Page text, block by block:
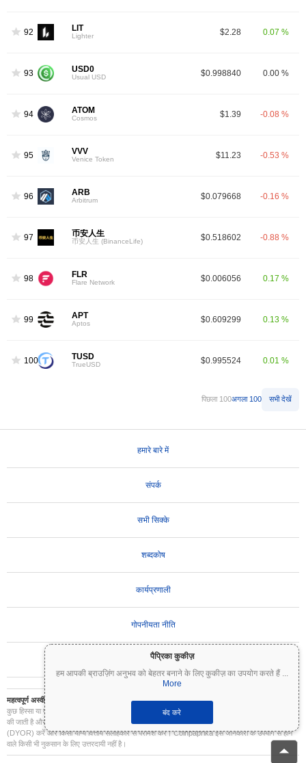
पैप्रिका कुकीज़
हम आपकी ब्राउज़िंग अनुभव को बेहतर बनाने के लिए कुकीज़ का उपयोग करते हैं ...
More
बंद करे
92 LIT
Lighter $2.28 0.07 %
93 USD0
Usual USD $0.998840 0.00 %
94 ATOM
Cosmos $1.39 -0.08 %
95 VVV
Venice Token $11.23 -0.53 %
96 ARB
Arbitrum $0.079668 -0.16 %
97 币安人生
币安人生 (BinanceLife) $0.518602 -0.88 %
98 FLR
Flare Network $0.006056 0.17 %
99 APT
Aptos $0.609299 0.13 %
100 TUSD
TrueUSD $0.995524 0.01 %
पिछला 100अगला 100 सभी देखें
हमारे बारे में
संपर्क
सभी सिक्के
शब्दकोष
कार्यप्रणाली
गोपनीयता नीति
उपयोग की शर्तें
महत्वपूर्ण अस्वीकरण:
क्रिप्टोकरेंसी अत्यधिक अस्थिर हैं और इनमें महत्वपूर्ण जोखिम शामिल है। आप अपने निवेश का
कुछ हिस्सा या पूरा निवेश खो सकते हैं। Coinpaprika पर सभी जानकारी केवल सूचनात्मक उद्देश्यों के लिए प्रदान
की जाती है और यह वित्तीय या निवेश सलाह नहीं है। निवेश के निर्णय लेने से पहले हमेशा अपना स्वयं का शोध
(DYOR) करें और किसी योग्य वित्तीय सलाहकार से परामर्श करें। Coinpaprika इस जानकारी के उपयोग से होने
वाले किसी भी नुकसान के लिए उत्तरदायी नहीं है।